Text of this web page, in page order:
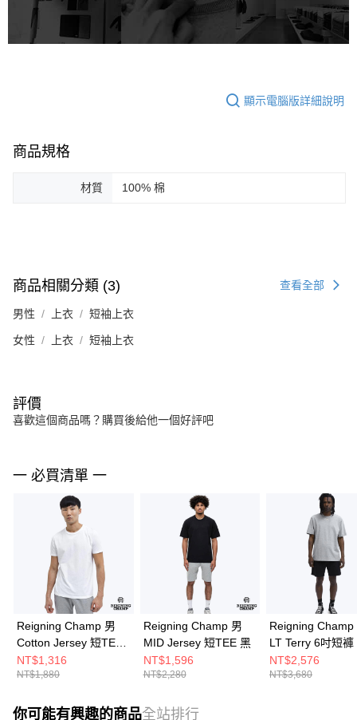
顯示電腦版詳細說明
商品規格
材質 100% 棉
商品相關分類 (3) 查看全部
男性 上衣 短袖上衣
女性 上衣 短袖上衣
評價
喜歡這個商品嗎？購買後給他一個好評吧
一 必買清單 一
Reigning Champ 男
Cotton Jersey 短TEE
白
NT$1,316
NT$1,880
Reigning Champ 男
MID Jersey 短TEE 黑
NT$1,596
NT$2,280
Reigning Champ
LT Terry 6吋短褲
NT$2,576
NT$3,680
你可能有興趣的商品全站排行